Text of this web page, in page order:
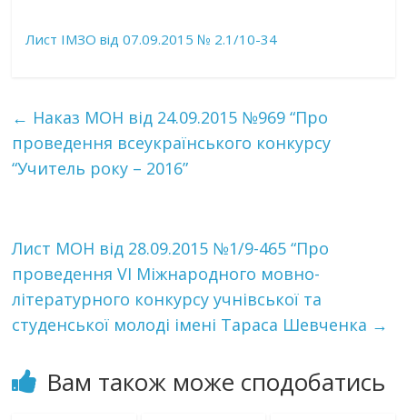
Лист ІМЗО від 07.09.2015 № 2.1/10-34
← Наказ МОН від 24.09.2015 №969 “Про
проведення всеукраїнського конкурсу
“Учитель року – 2016”
Лист МОН від 28.09.2015 №1/9-465 “Про
проведення VI Міжнародного мовно-
літературного конкурсу учнівської та
студенської молоді імені Тараса Шевченка →
Вам також може сподобатись